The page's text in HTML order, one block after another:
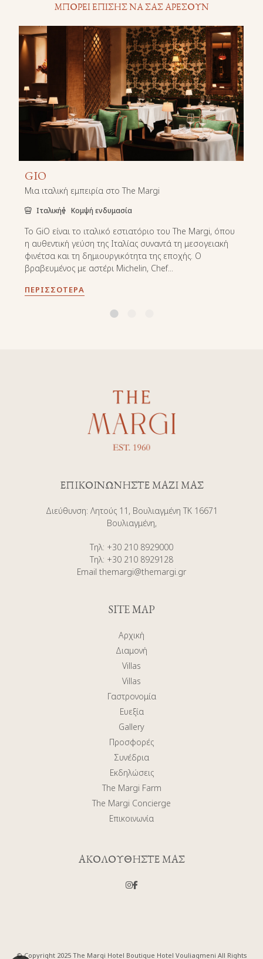
ΜΠΟΡΕΙ ΕΠΙΣΗΣ ΝΑ ΣΑΣ ΑΡΕΣΟΥΝ
GIO
Μια ιταλική εμπειρία στο The Margi
Ιταλική Κομψή ενδυμασία
Το GiO είναι το ιταλικό εστιατόριο του The Margi, όπου
η αυθεντική γεύση της Ιταλίας συναντά τη μεσογειακή
φινέτσα και τη δημιουργικότητα της εποχής. Ο
βραβευμένος με αστέρι Michelin, Chef...
ΠΕΡΙΣΣΌΤΕΡΑ
ΕΠΙΚΟΙΝΩΝΗΣΤΕ ΜΑΖΙ ΜΑΣ
Διεύθυνση: Λητούς 11, Βουλιαγμένη ΤΚ 16671
Βουλιαγμένη,
Τηλ: +30 210 8929000
Τηλ: +30 210 8929128
Email themargi@themargi.gr
SITE MAP
Αρχική
Διαμονή
Villas
Villas
Γαστρονομία
Ευεξία
Gallery
Προσφορές
Συνέδρια
Εκδηλώσεις
The Margi Farm
The Margi Concierge
Επικοινωνία
ΑΚΟΛΟΥΘΗΣΤΕ ΜΑΣ
© Copyright 2025 The Margi Hotel Boutique Hotel Vouliagmeni All Rights